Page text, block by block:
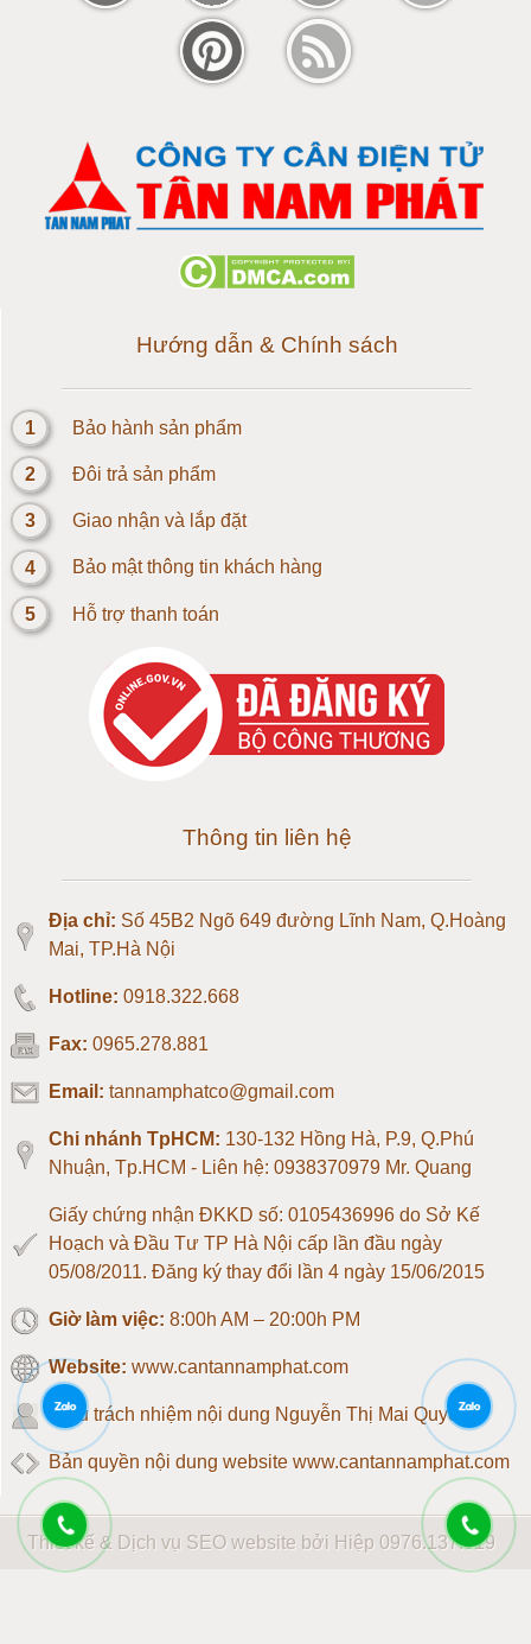
Cân điện tử 100 tấn
Cân điện tử 150 tấn
Loadcell 300g
Cảm biến Loadcell 2kg
Loadcell 3kg
Loadcell 5kg
Loadcell 10kg
Loadcell 20kg
Loadcell 30kg
Loadcell 50kg
Loadcell 150kg
Loadcell 200kg
Loadcell 300kg
Loadcell 1 tấn
Loadcell 3 tấn
Loadcell 5 tấn
Loadcell 10 tấn
Loadcell 20 tấn
Loadcell 30 tấn
Loadcell 40 tấn
Hướng dẫn & Chính sách
1 Bảo hành sản phẩm
2 Đôi trả sản phẩm
3 Giao nhận và lắp đặt
4 Bảo mật thông tin khách hàng
5 Hỗ trợ thanh toán
Thông tin liên hệ
Địa chỉ: Số 45B2 Ngõ 649 đường Lĩnh Nam, Q.Hoàng
Mai, TP.Hà Nội
Hotline: 0918.322.668
Fax: 0965.278.881
Email: tannamphatco@gmail.com
Chi nhánh TpHCM: 130-132 Hồng Hà, P.9, Q.Phú
Nhuận, Tp.HCM - Liên hệ: 0938370979 Mr. Quang
Giấy chứng nhận ĐKKD số: 0105436996 do Sở Kế
Hoạch và Đầu Tư TP Hà Nội cấp lần đầu ngày
05/08/2011. Đăng ký thay đổi lần 4 ngày 15/06/2015
Giờ làm việc: 8:00h AM – 20:00h PM
Website: www.cantannamphat.com
Chịu trách nhiệm nội dung Nguyễn Thị Mai Quyên
Bản quyền nội dung website www.cantannamphat.com
Thiết kế & Dịch vụ SEO website bởi Hiệp 0976.137.019